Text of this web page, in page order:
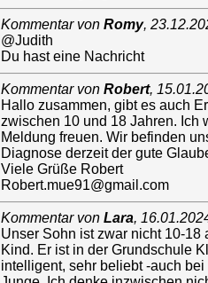
Kommentar von Romy,
@Judith
Du hast eine Nachricht
Kommentar von Robert,
Hallo zusammen, gibt es auch
zwischen 10 und 18 Jahren. Ich
Meldung freuen. Wir befinden
Diagnose derzeit der gute
Viele Grüße Robert
Robert.mue91@gmail.com
Kommentar von Lara,
Unser Sohn ist zwar nicht 10-18
Kind. Er ist in der Grundschule
intelligent, sehr beliebt -auch